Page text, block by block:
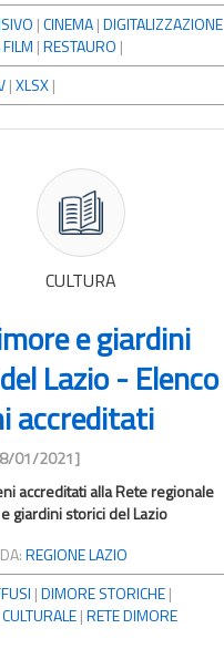
|CINEMA|DIGITALIZZAZIONE
|RESTAURO |
|XLSX|
CULTURA
e giardini
Lazio - Elenco
accreditati
01/2021]
accreditati alla Rete regionale
giardini storici del Lazio
REGIONE LAZIO
|DIMORE STORICHE|
|RETE DIMORE